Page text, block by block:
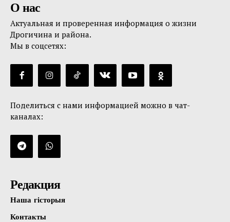
О нас
Актуальная и проверенная информация о жизни
Дрогичина и района.
Мы в соцсетях:
Поделиться с нами информацией можно в чат-
каналах:
Редакция
Наша гісторыя
Контакты